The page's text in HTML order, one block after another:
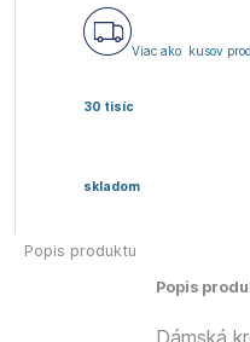
Viac ako
30 tisíc
kusov
skladom
Popis produktu
Popis